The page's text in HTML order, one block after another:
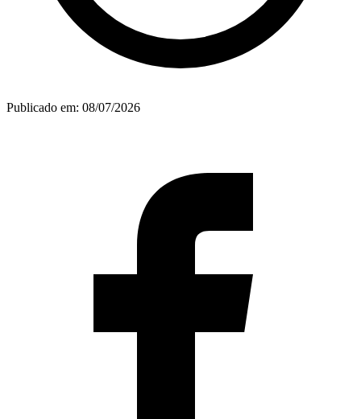
Publicado em: 08/07/2026